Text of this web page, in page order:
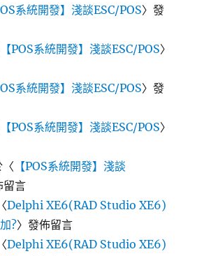
系統開發】淺談ESC/POS〉發
【POS系統開發】淺談ESC/POS〉
系統開發】淺談ESC/POS〉發
【POS系統開發】淺談ESC/POS〉
〈 【POS系統開發】淺談
留言
Delphi XE6(RAD Studio XE6)
?〉發佈留言
Delphi XE6(RAD Studio XE6)